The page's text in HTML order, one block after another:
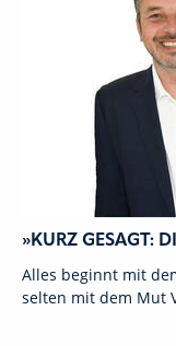
»KURZ GESAGT:
Alles beginnt mit
selten mit dem Mut